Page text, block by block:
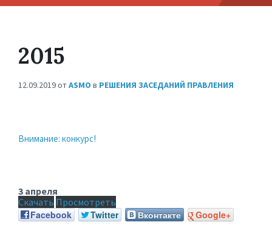
2015
12.09.2019отASMO в РЕШЕНИЯ ЗАСЕДАНИЙ ПРАВЛЕНИЯ
Внимание: конкурс!
3 апреля
Скачать Просмотреть
Facebook
Twitter Вконтакте Google+